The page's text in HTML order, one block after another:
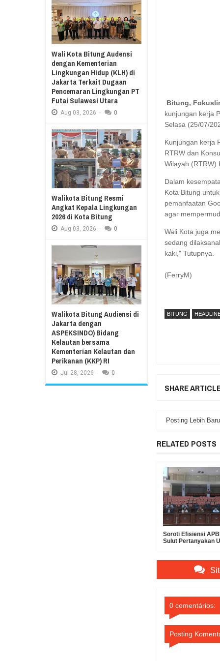
Aug
RESES II 2026, EUGENIE MANTIRI
Aug
Bitung,
kunjungan kerja
Selasa (25/07/
Kunjungan kerja
RTRW dan
Wilayah (RTRW)
Dalam
Kota Bitung
pemanfaatan
agar
Wali Kota juga
sedang
kaki," Tutupnya.
(FerryM)
BITUNG
SHARE
Posting Lebih Baru
RELATED POSTS
Soroti Efisiensi
Sulut Pertanyakan
0 comentários:
Posting
Wali Kota Bitung Audensi
dengan Kementerian
Lingkungan Hidup (KLH) di
Jakarta Terkait Dugaan
Pencemaran Lingkungan PT
Futai Sulawesi Utara
Aug 03, 2026 - 0
Walikota Bitung Resmi
Angkat Kepala Lingkungan
2026 di Kota Bitung
Aug 03, 2026 - 0
Walikota Bitung Audiensi di
Jakarta dengan
ASPEKSINDO) Bidang
Kelautan bersama
Kementerian Kelautan dan
Perikanan (KKP) RI
Jul 28, 2026 - 0
SAMBUT HUT
MANADO GELAR
KURIKULUM